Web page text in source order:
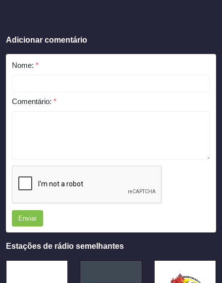
Adicionar comentário
Nome: *
Comentário: *
Enviar
Estações de rádio semelhantes